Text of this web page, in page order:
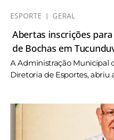
ESPORTE GERAL
Abertas inscrições
de Bochas em
A Administração Municipal
Diretoria de Esportes, abriu